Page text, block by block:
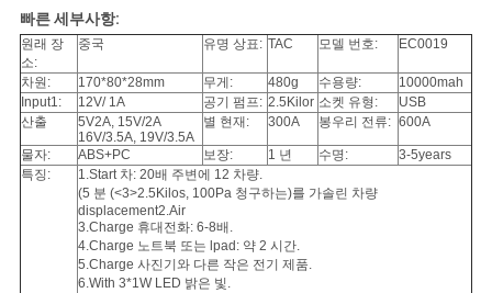
식
케
이
스
빠른 세부사항:
원래 장
소:
중국 유명 상표: TAC 모델 번호: EC0019
차원: 170*80*28mm 무게: 480g 수용량:
10000mah
Input1:
12V/ 1A 공기 펌프: 2.5Kilor 소켓 유형:
USB
산출
5V2A, 15V/2A
16V/3.5A, 19V/3.5A
별 현재: 300A 봉우리 전류: 600A
물자: ABS+PC 보장: 1 년 수명:
3-5years
특징:
1.Start 차: 20배 주변에 12 차량.
(5 분 (<3>2.5Kilos, 100Pa 청구하는)를 가솔린 차량
displacement2.Air
3.Charge 휴대전화: 6-8배.
4.Charge 노트북 또는 lpad: 약 2 시간.
5.Charge 사진기와 다른 작은 전기 제품.
6.With 3*1W LED 밝은 빛.